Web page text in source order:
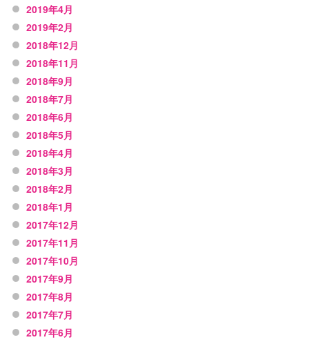
2019年4月
2019年2月
2018年12月
2018年11月
2018年9月
2018年7月
2018年6月
2018年5月
2018年4月
2018年3月
2018年2月
2018年1月
2017年12月
2017年11月
2017年10月
2017年9月
2017年8月
2017年7月
2017年6月